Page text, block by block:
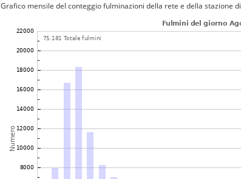
Grafico mensile del conteggio fulminazioni della rete e della stazione di